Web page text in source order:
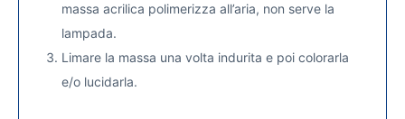
massa acrilica polimerizza all’aria, non serve la
lampada.
Limare la massa una volta indurita e poi colorarla
e/o lucidarla.